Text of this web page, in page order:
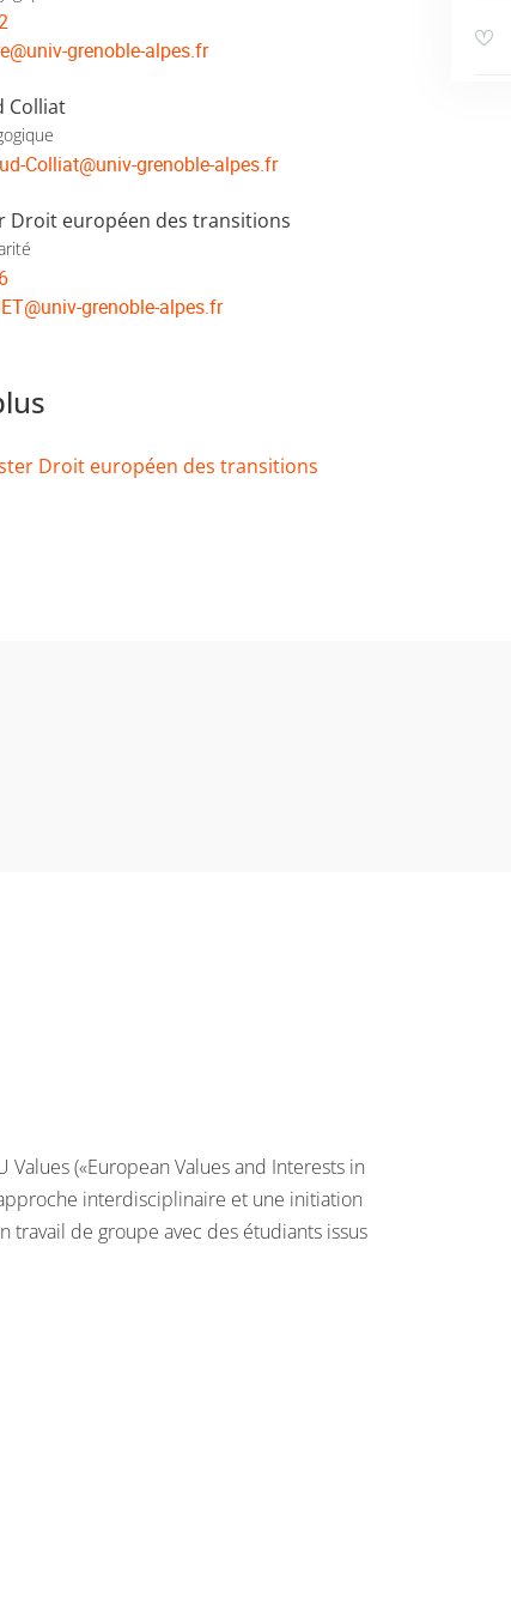
@univ-grenoble-alpes.fr
Colliat
Colliat@univ-grenoble-alpes.fr
Droit européen des transitions
@univ-grenoble-alpes.fr
Droit européen des transitions
(«European Values and Interests in
interdisciplinaire et une initiation
travail de groupe avec des étudiants issus